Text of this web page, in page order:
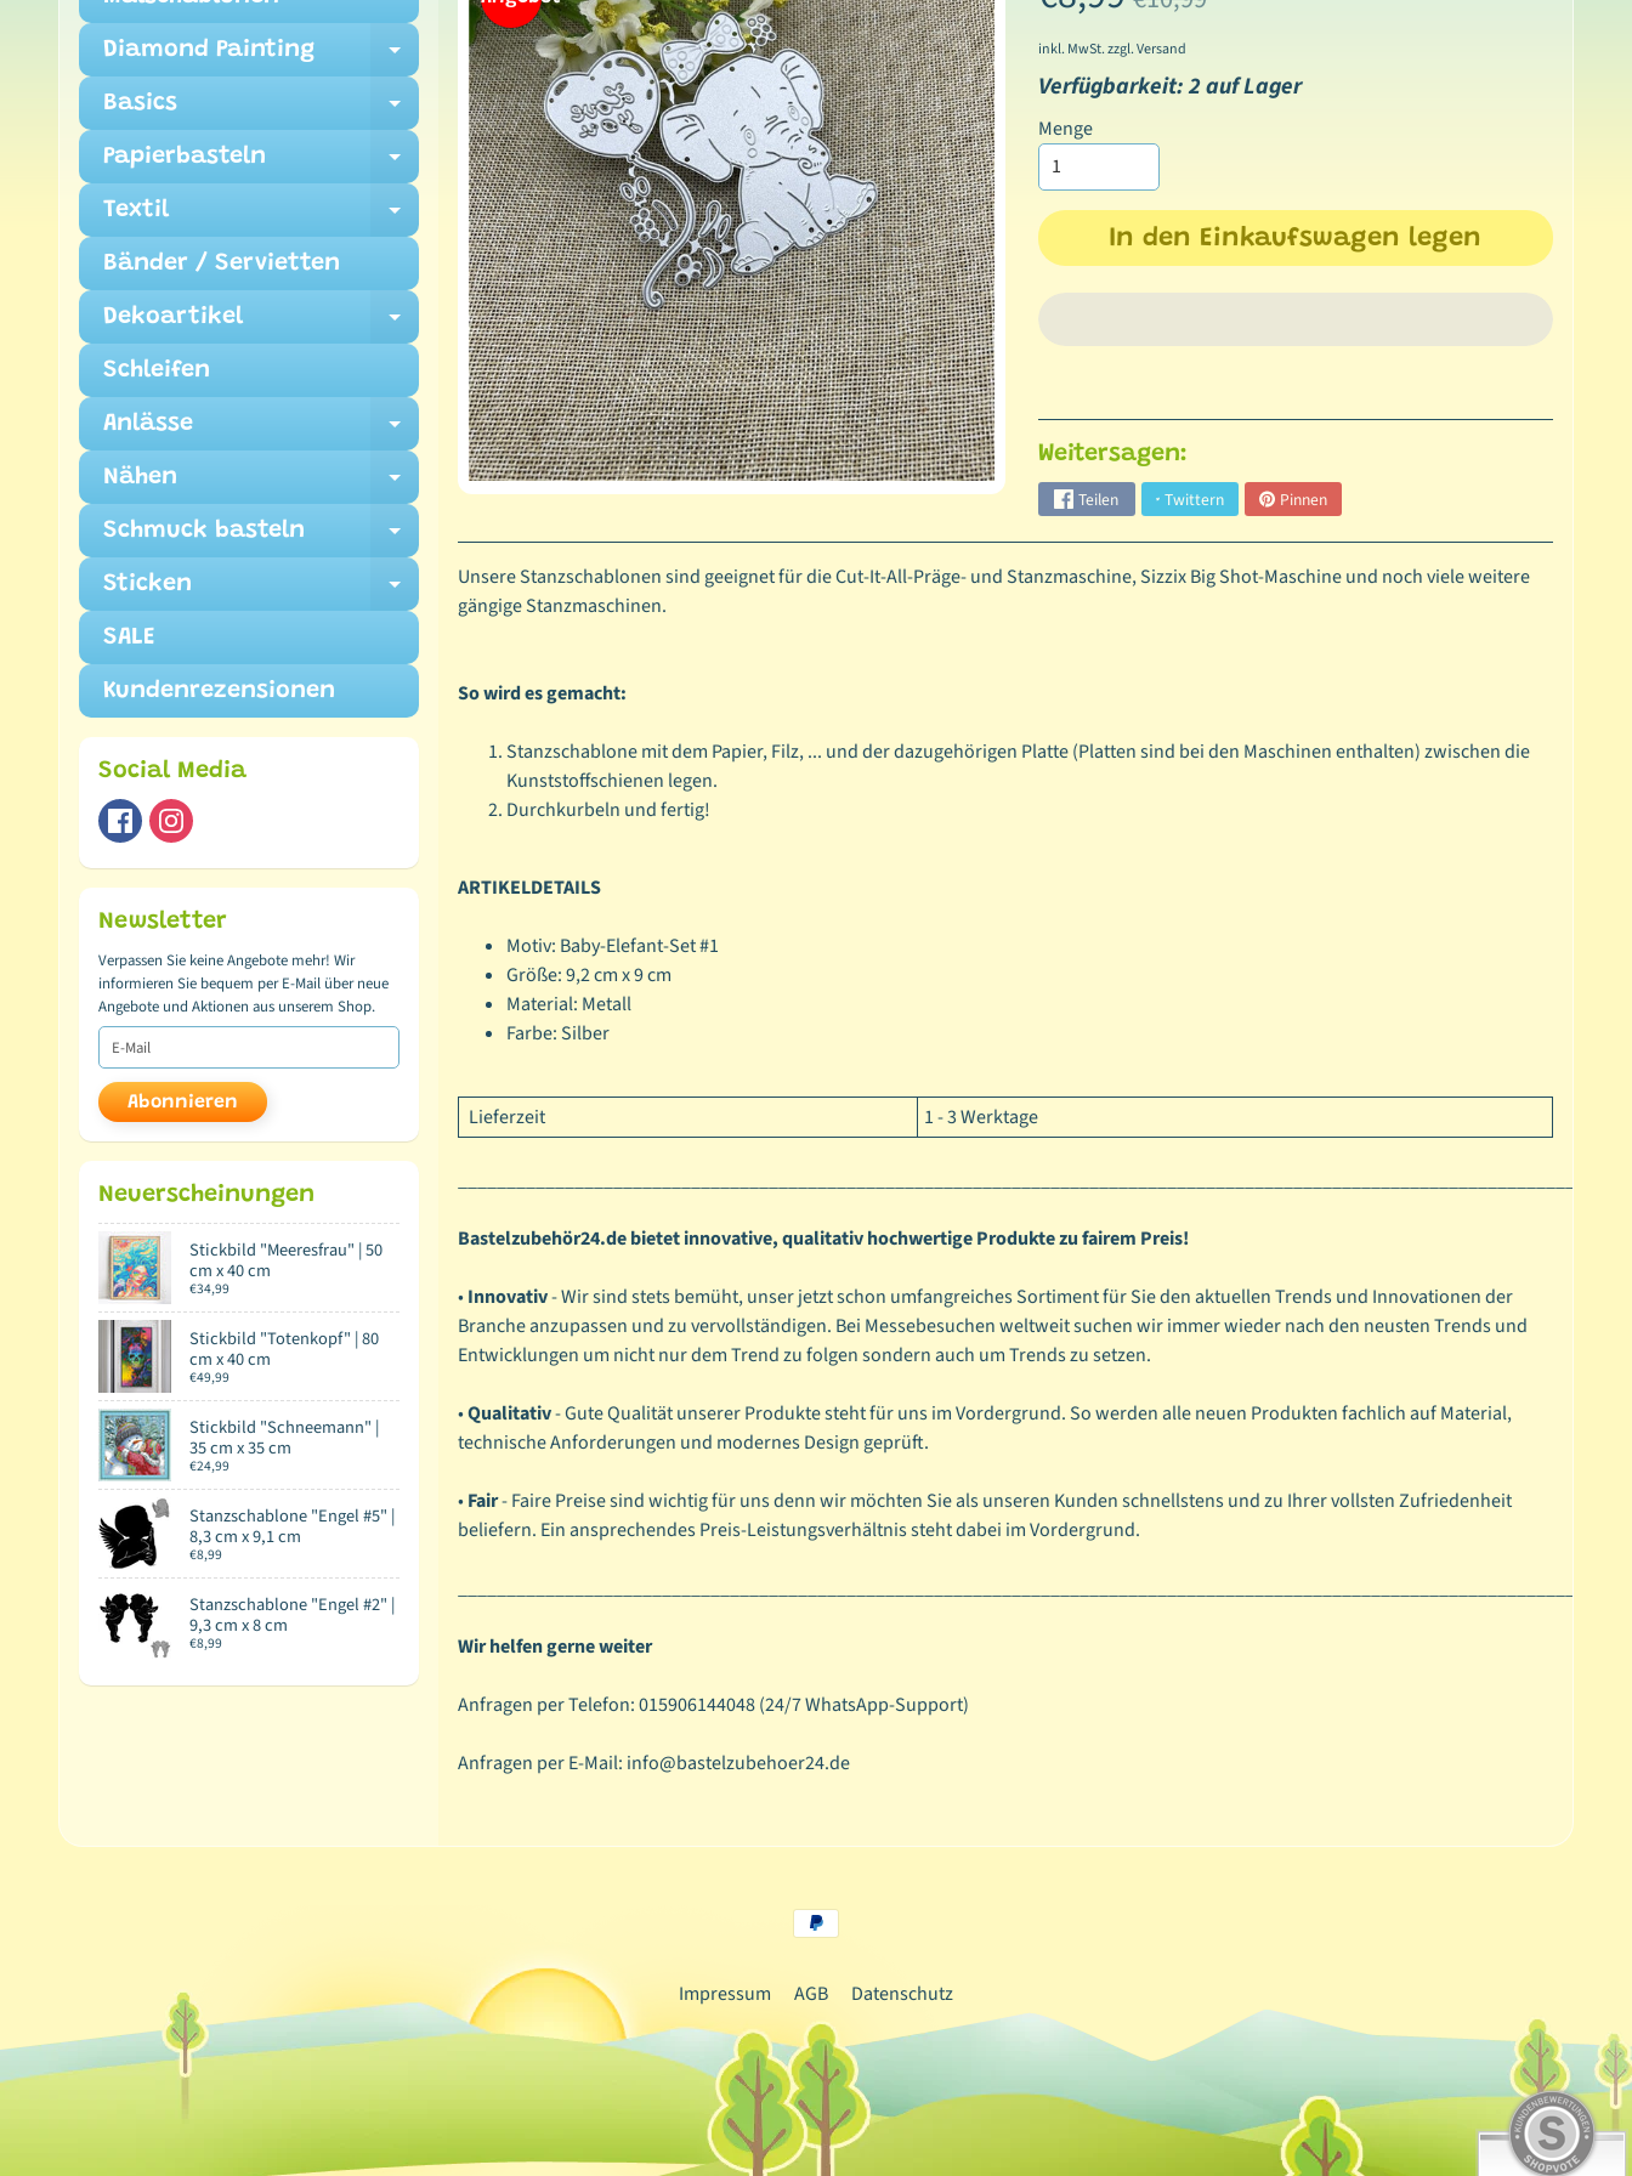
Diamond Painting Expand child menu
Basics Expand child menu
Papierbasteln Expand child menu
Textil Expand child menu
Bänder / Servietten
Dekoartikel Expand child menu
Schleifen
Anlässe Expand child menu
Nähen Expand child menu
Schmuck basteln Expand child menu
Sticken Expand child menu
SALE
Kundenrezensionen
Social Media
Newsletter
Verpassen Sie keine Angebote mehr! Wir
informieren Sie bequem per E-Mail über neue
Angebote und Aktionen aus unserem Shop.
Abonnieren
Neuerscheinungen
Stickbild "Meeresfrau" | 50
cm x 40 cm
€34,99
Stickbild "Totenkopf" | 80
cm x 40 cm
€49,99
Stickbild "Schneemann" |
35 cm x 35 cm
€24,99
Stanzschablone "Engel #5" |
8,3 cm x 9,1 cm
€8,99
Stanzschablone "Engel #2" |
9,3 cm x 8 cm
€8,99
inkl. MwSt. zzgl. Versand
Verfügbarkeit: 2 auf Lager
Menge
In den Einkaufswagen legen
Weitersagen:
Teilen Twittern Pinnen
Unsere Stanzschablonen sind geeignet für die Cut-It-All-Präge- und Stanzmaschine, Sizzix Big Shot-Maschine und noch viele weitere
gängige Stanzmaschinen.
So wird es gemacht:
Stanzschablone mit dem Papier, Filz, ... und der dazugehörigen Platte (Platten sind bei den Maschinen enthalten) zwischen die
Kunststoffschienen legen.
Durchkurbeln und fertig!
ARTIKELDETAILS
Motiv: Baby-Elefant-Set #1
Größe:9,2 cm x 9 cm
Material: Metall
Farbe: Silber
Lieferzeit 1 - 3 Werktage
Bastelzubehör24.de bietet innovative, qualitativ hochwertige Produkte zu fairem Preis!
•Innovativ- Wir sind stets bemüht, unser jetzt schon umfangreiches Sortiment für Sie den aktuellen Trends und Innovationen der
Branche anzupassen und zu vervollständigen. Bei Messebesuchen weltweit suchen wir immer wieder nach den neusten Trends und
Entwicklungen um nicht nur dem Trend zu folgen sondern auch um Trends zu setzen.
•Qualitativ- Gute Qualität unserer Produkte steht für uns im Vordergrund. So werden alle neuen Produkten fachlich auf Material,
technische Anforderungen und modernes Design geprüft.
•Fair- Faire Preise sind wichtig für uns denn wir möchten Sie als unseren Kunden schnellstens und zu Ihrer vollsten Zufriedenheit
beliefern. Ein ansprechendes Preis-Leistungsverhältnis steht dabei im Vordergrund.
Wir helfen gerne weiter
Anfragen per Telefon: 015906144048 (24/7 WhatsApp-Support)
Anfragen per E-Mail: info@bastelzubehoer24.de
Impressum AGB Datenschutz